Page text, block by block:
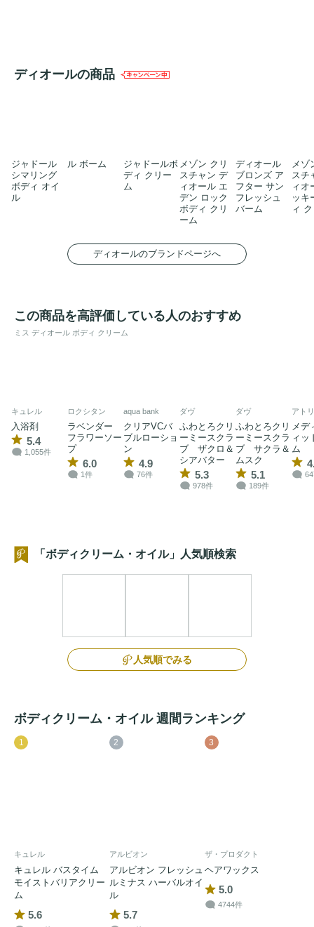
ディオールの商品
ジャドール
シマリング
ボディ オイ
ル
ル ボーム
ジャドールボ
ディ クリー
ム
メゾン クリ
スチャン デ
ィオール エ
デン ロック
ボディ クリ
ーム
ディオール
ブロンズ ア
フター サン
フレッシュ
バーム
メゾ
スチ
ィオ
ッキ
ィ
ディオールのブランドページへ
この商品を高評価している人のおすすめ
ミス ディオール ボディ クリーム
キュレル
入浴剤
5.4
1,055件
ロクシタン
ラベンダー
フラワーソー
プ
6.0
1件
aqua bank
クリアVCバ
ブルローショ
ン
4.9
76件
ダヴ
ふわとろクリ
ーミースクラ
ブ ザクロ＆
シアバター
5.3
978件
ダヴ
ふわとろクリ
ーミースクラ
ブ サクラ＆
ムスク
5.1
189件
アト
メデ
ィッ
ム
「ボディクリーム・オイル」人気順検索
人気順でみる
ボディクリーム・オイル 週間ランキング
1
キュレル
キュレル バスタイム
モイストバリアクリー
ム
5.6
2
アルビオン
アルビオン フレッシュ
ルミナス ハーバルオイ
ル
5.7
3
ザ・プロダクト
ヘアワックス
5.0
4744件